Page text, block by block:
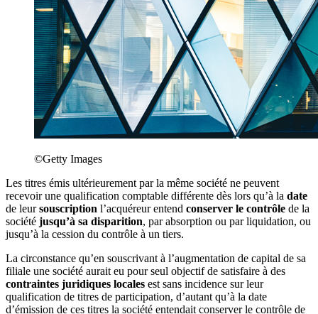
©Getty Images
Les titres émis ultérieurement par la même société ne peuvent
recevoir une qualification comptable différente dès lors qu’à la date
de leursouscription l’acquéreur entend conserver le contrôle de la
société jusqu’à sa disparition, par absorption ou par liquidation, ou
jusqu’à la cession du contrôle à un tiers.
La circonstance qu’en souscrivant à l’augmentation de capital de sa
filiale une société aurait eu pour seul objectif de satisfaire à des
contraintes juridiques locales est sans incidence sur leur
qualification de titres de participation, d’autant qu’à la date
d’émission de ces titres la société entendait conserver le contrôle de